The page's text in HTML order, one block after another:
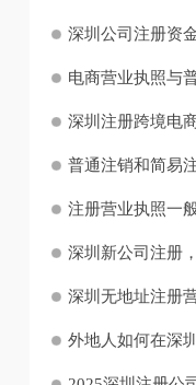
深圳公司注册资
电商营业执照与
深圳注册跨境电
普通注销和简易
注册营业执照一
深圳新公司注册
深圳无地址注册
外地人如何在深